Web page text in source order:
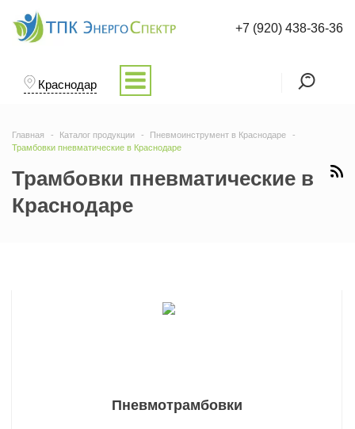
Краснодар
+7 (920) 438-36-36
Главная Каталог продукции
Пневмоинструмент в Краснодаре
Трамбовки пневматические в Краснодаре
Трамбовки пневматические в
Краснодаре
Пневмотрамбовки